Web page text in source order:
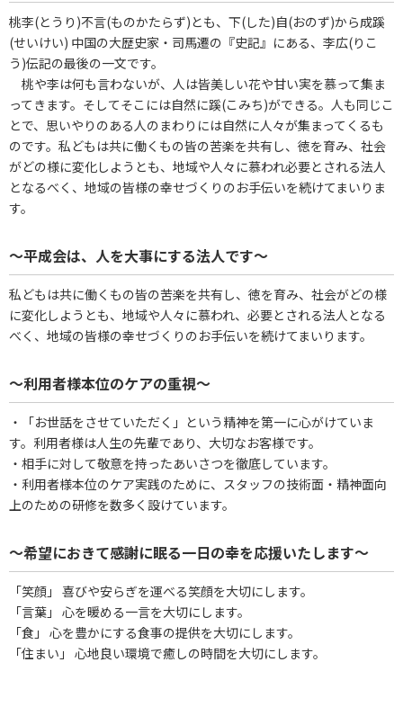
桃李(とうり)不言(ものかたらず)とも、下(した)自(おのず)から成蹊
(せいけい) 中国の大歴史家・司馬遷の『史記』にある、李広(りこ
う)伝記の最後の一文です。
桃や李は何も言わないが、人は皆美しい花や甘い実を慕って集ま
ってきます。そしてそこには自然に蹊(こみち)ができる。人も同じこ
とで、思いやりのある人のまわりには自然に人々が集まってくるも
のです。私どもは共に働くもの皆の苦楽を共有し、徳を育み、社会
がどの様に変化しようとも、地域や人々に慕われ必要とされる法人
となるべく、地域の皆様の幸せづくりのお手伝いを続けてまいりま
す。
～平成会は、人を大事にする法人です～
私どもは共に働くもの皆の苦楽を共有し、徳を育み、社会がどの様
に変化しようとも、地域や人々に慕われ、必要とされる法人となる
べく、地域の皆様の幸せづくりのお手伝いを続けてまいります。
～利用者様本位のケアの重視～
・「お世話をさせていただく」という精神を第一に心がけていま
す。利用者様は人生の先輩であり、大切なお客様です。
・相手に対して敬意を持ったあいさつを徹底しています。
・利用者様本位のケア実践のために、スタッフの技術面・精神面向
上のための研修を数多く設けています。
～希望におきて感謝に眠る一日の幸を応援いたします～
「笑顔」 喜びや安らぎを運べる笑顔を大切にします。
「言葉」 心を暖める一言を大切にします。
「食」 心を豊かにする食事の提供を大切にします。
「住まい」 心地良い環境で癒しの時間を大切にします。